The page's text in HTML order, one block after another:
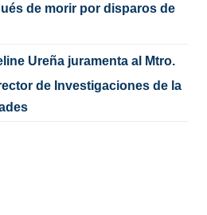
de morir por disparos de
Ureña juramenta al Mtro.
de Investigaciones de la